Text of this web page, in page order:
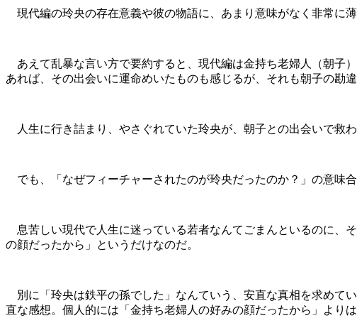
現代編の玲央の存在意義や彼の物語に、あまり意味がなく非常に
あえて乱暴な言い方で要約すると、現代編は金持ち老婦人（朝子
あれば、その出会いに運命めいたものも感じるが、それも朝子の勘違
人生に行き詰まり、やさぐれていた玲央が、朝子との出会いで救
でも、「なぜフィーチャーされたのが玲央だったのか？」の意味合
息苦しい現代で人生に迷っている若者なんてごまんといるのに、
の顔だったから」というだけなのだ。
別に「玲央は鉄平の孫でした」なんていう、安直な真相を求めて
直な感想。個人的には「金持ち老婦人の好みの顔だったから」より